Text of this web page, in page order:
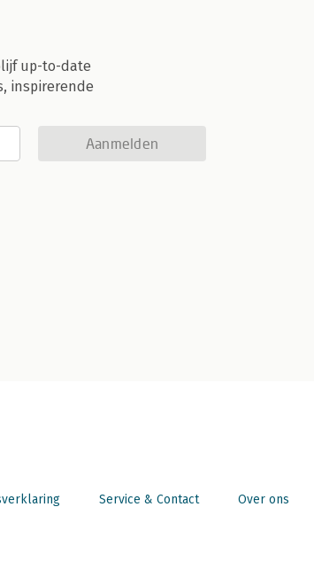
up-to-date
inspirerende
Aanmelden
Service & Contact Over ons